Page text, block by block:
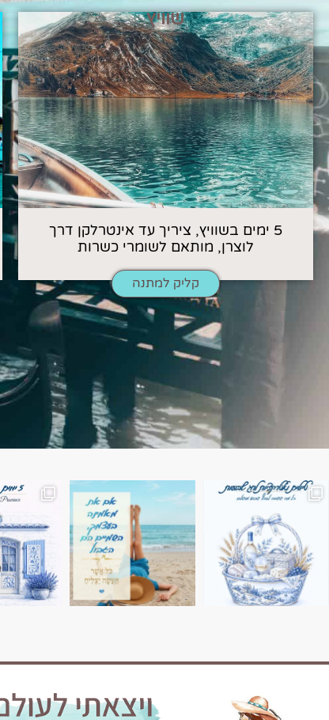
שוויץ
5 ימים בשוויץ, ציריך עד אינטרלקן דרך
לוצרן, מותאם לשומרי כשרות
קליק למתנה
השמים הם הגבול 💙🩵